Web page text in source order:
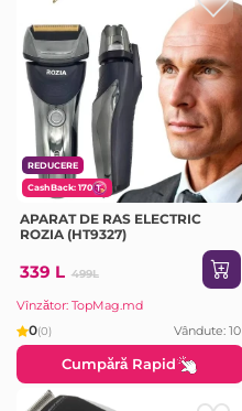
REDUCERE
CashBack: 170
APARAT DE RAS ELECTRIC
ROZIA (HT9327)
339 L 499L
Vînzător: TopMag.md
0(0) Vândute: 10
Cumpără Rapid